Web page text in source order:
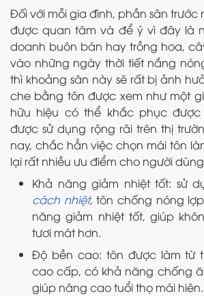
Đối với mỗi gia đình, phần sân trước
được quan tâm và để ý vì đây là
doanh buôn bán hay trồng hoa,
vào những ngày thời tiết nắng
thì khoảng sân này sẽ rất bị ảnh
che bằng tôn được xem như một
hữu hiệu có thể khắc phục
được sử dụng rộng rãi trên thị
nay, chắc hẳn việc chọn mái tôn
lại rất nhiều ưu điểm cho người
Khả năng giảm nhiệt tốt: sử
cách nhiệt, tôn chống nóng
năng giảm nhiệt tốt, giúp
tươi mát hơn.
Độ bền cao: tôn được làm từ
cao cấp, có khả năng chống
giúp nâng cao tuổi thọ mái hiên.